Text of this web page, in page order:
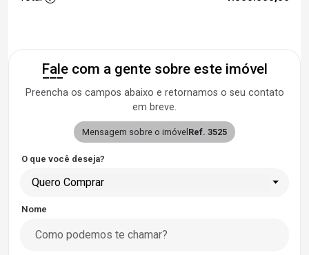
Fale com a gente sobre este imóvel
Preencha os campos abaixo e retornamos o seu contato
em breve.
Mensagem sobre o imóvel Ref. 3525
O que você deseja?
Quero Comprar
Nome